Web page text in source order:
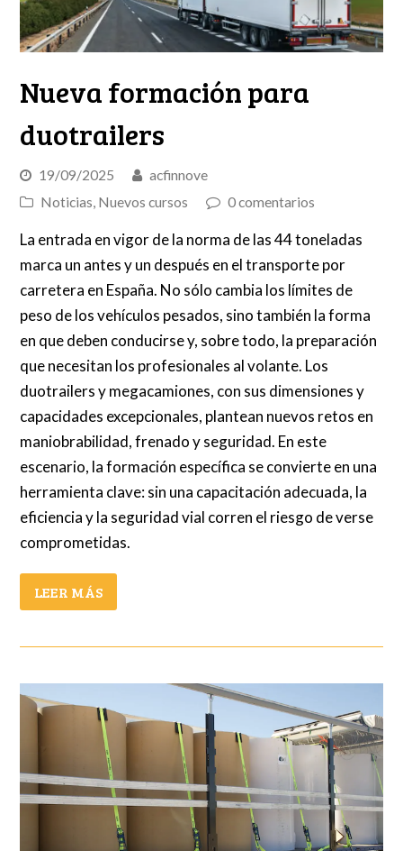
Nueva formación para
duotrailers
19/09/2025
acfinnove
Noticias, Nuevos cursos 0 comentarios
La entrada en vigor de la norma de las 44 toneladas
marca un antes y un después en el transporte por
carretera en España. No sólo cambia los límites de
peso de los vehículos pesados, sino también la forma
en que deben conducirse y, sobre todo, la preparación
que necesitan los profesionales al volante. Los
duotrailers y megacamiones, con sus dimensiones y
capacidades excepcionales, plantean nuevos retos en
maniobrabilidad, frenado y seguridad. En este
escenario, la formación específica se convierte en una
herramienta clave: sin una capacitación adecuada, la
eficiencia y la seguridad vial corren el riesgo de verse
comprometidas.
LEER MÁS